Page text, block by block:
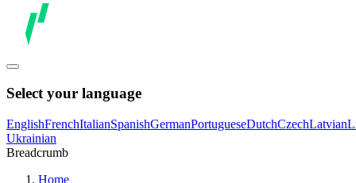
Select your language
EnglishFrenchItalianSpanishGermanPortugueseDutchCzechLatvian
Ukrainian
Breadcrumb
Home